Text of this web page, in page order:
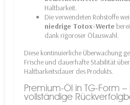
Haltbarkeit.
Die verwendeten Rohstoffe
niedrige Totox-Werte
dank rigoroser Ölauswahl.
Diese kontinuierliche Überwachung
Frische und dauerhafte Stabilität
Haltbarkeitsdauer des Produkts.
Premium-Öl in TG-Form
vollständige